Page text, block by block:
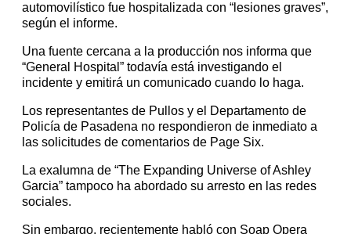
automovilístico fue hospitalizada con “lesiones graves”,
según el informe.
Una fuente cercana a la producción nos informa que
“General Hospital” todavía está investigando el
incidente y emitirá un comunicado cuando lo haga.
Los representantes de Pullos y el Departamento de
Policía de Pasadena no respondieron de inmediato a
las solicitudes de comentarios de Page Six.
La exalumna de “The Expanding Universe of Ashley
Garcia” tampoco ha abordado su arresto en las redes
sociales.
Sin embargo, recientemente habló con Soap Opera